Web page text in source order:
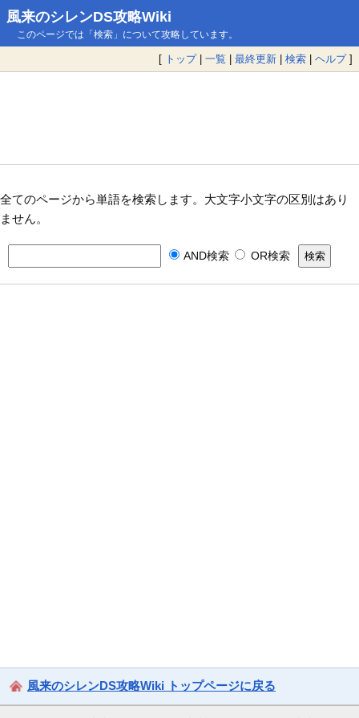
風来のシレンDS攻略Wiki
このページでは「検索」について攻略しています。
[ トップ| 一覧 | 最終更新 | 検索 | ヘルプ]
全てのページから単語を検索します。大文字小文字の区別はあり
ません。
AND検索 OR検索
風来のシレンDS攻略Wiki トップページに戻る